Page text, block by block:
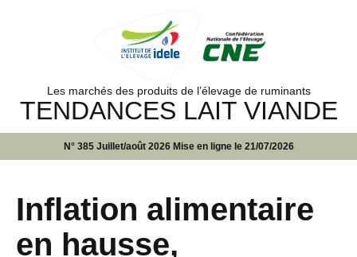
Les marchés des produits de l’élevage de ruminants
TENDANCES LAIT VIANDE
N° 385 Juillet/août 2026 Mise en ligne le 21/07/2026
Inflation alimentaire
en hausse,